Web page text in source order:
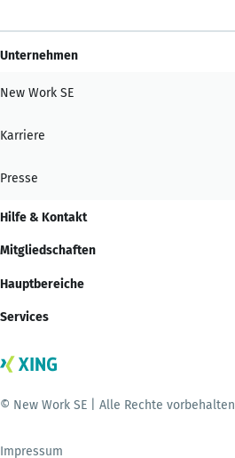
Unternehmen
New Work SE
Karriere
Presse
Hilfe & Kontakt
Mitgliedschaften
Hauptbereiche
Services
© New Work SE | Alle Rechte vorbehalten
Impressum